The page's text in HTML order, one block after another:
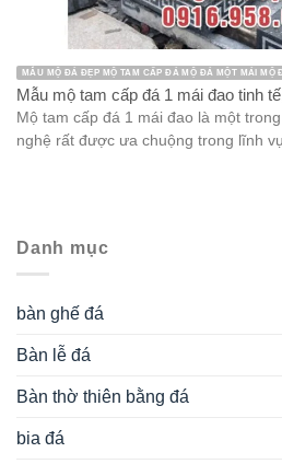
MẪU MỘ ĐÁ ĐẸP MỘ TAM CẤP ĐÁ MỘ ĐÁ MỘT MÁI MỘ
Mẫu mộ tam cấp đá 1 mái đao tinh
Mộ tam cấp đá 1 mái đao là một
nghệ rất được ưa chuộng trong lĩnh
Danh mục
bàn ghế đá
Bàn lễ đá
Bàn thờ thiên bằng đá
bia đá